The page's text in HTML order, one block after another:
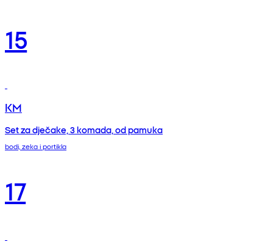
15
KM
Set za dječake, 3 komada, od pamuka
bodi, zeka i portikla
17